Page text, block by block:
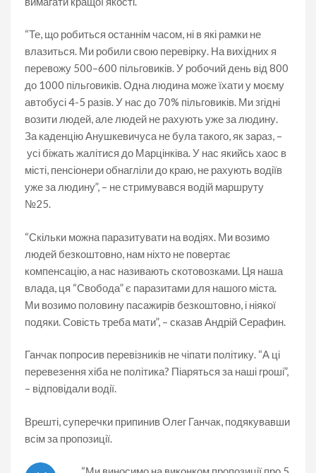
“Те, що робиться останнім часом, ні в які рамки не
влазиться. Ми робили свою перевірку. На вихідних я
перевожу 500–600 пільговиків. У робочий день від 800
до 1000 пільговиків. Одна людина може їхати у моєму
автобусі 4-5 разів. У нас до 70% пільговиків. Ми згідні
возити людей, але людей не рахують уже за людину.
За каденцію Анушкевичуса не була такого, як зараз, –
усі біжать жалітися до Марцінківа. У нас якийсь хаос в
місті, пенсіонери обнагліли до краю, не рахують водіїв
уже за людину”, – не стримувався водій маршруту
№25.
“Скільки можна паразитувати на водіях. Ми возимо
людей безкоштовно, нам ніхто не повертає
компенсацію, а нас називають скотовозками. Ця наша
влада, ця “Свобода” є паразитами для нашого міста.
Ми возимо половину пасажирів безкоштовно, і ніякої
подяки. Совість треба мати”, – сказав Андрій Серафин.
Ганчак попросив перевізників не чіпати політику. “А ці
перевезення хіба не політика? Піаряться за наші гроші”,
– відповідали водії.
Врешті, суперечки припинив Олег Ганчак, подякувавши
всім за пропозиції.